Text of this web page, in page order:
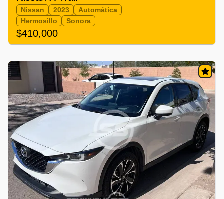
Nissan 2023
Automática
Hermosillo
Sonora
$410,000